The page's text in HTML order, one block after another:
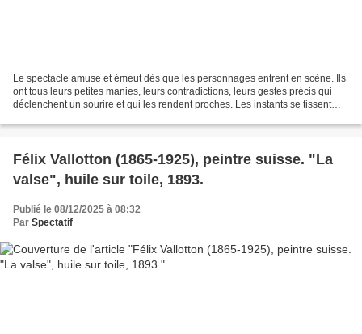
Le spectacle amuse et émeut dès que les personnages entrent en scène. Ils
ont tous leurs petites manies, leurs contradictions, leurs gestes précis qui
déclenchent un sourire et qui les rendent proches. Les instants se tissent
Félix Vallotton (1865-1925), peintre suisse. "La
valse", huile sur toile, 1893.
Publié le 08/12/2025 à 08:32
Par Spectatif